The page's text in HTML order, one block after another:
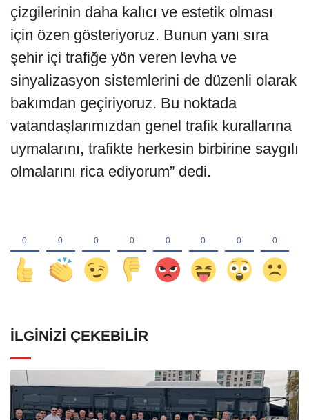
çizgilerinin daha kalıcı ve estetik olması
için özen gösteriyoruz. Bunun yanı sıra
şehir içi trafiğe yön veren levha ve
sinyalizasyon sistemlerini de düzenli olarak
bakımdan geçiriyoruz. Bu noktada
vatandaşlarımızdan genel trafik kurallarına
uymalarını, trafikte herkesin birbirine saygılı
olmalarını rica ediyorum” dedi.
İLGINIZI ÇEKEBILIR